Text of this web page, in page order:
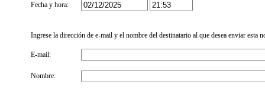
Fecha y hora:
Ingrese la dirección de e-mail y el nombre del destinatario al que desea enviar esta
E-mail:
Nombre: